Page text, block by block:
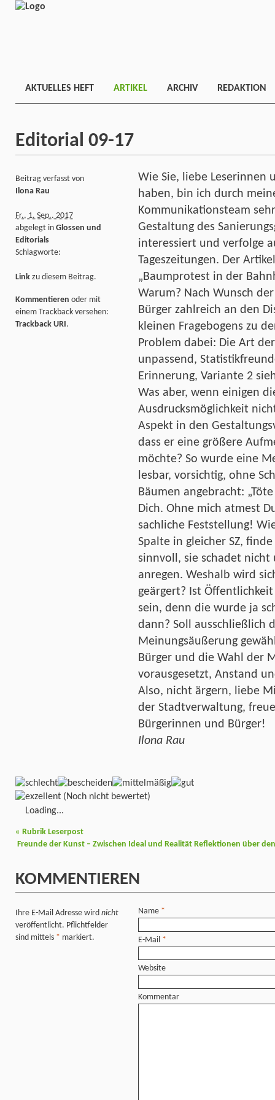
AKTUELLES HEFT ARTIKEL ARCHIV REDAKTION
Editorial 09-17
Wie Sie, liebe Leserinnen
haben, bin ich durch
Kommunikationsteam
Gestaltung des
interessiert und verfolge
Tageszeitungen. Der
„Baumprotest in der
Warum? Nach Wunsch
Bürger zahlreich an den
kleinen Fragebogens zu
Problem dabei: Die Art
unpassend,
Erinnerung, Variante 2
Was aber, wenn einigen
Ausdrucksmöglichkeit
Aspekt in den
dass er eine größere
möchte? So wurde eine
lesbar, vorsichtig, ohne
Bäumen angebracht:
Dich. Ohne mich atmest
sachliche Feststellung!
Spalte in gleicher SZ,
sinnvoll, sie schadet nicht
anregen. Weshalb wird
geärgert? Ist
sein, denn die wurde ja
dann? Soll ausschließlich
Meinungsäußerung
Bürger und die Wahl der
vorausgesetzt, Anstand
Also, nicht ärgern, liebe
der Stadtverwaltung,
Bürgerinnen und Bürger!
Ilona Rau
Beitrag verfasst von
Ilona Rau
Fr., 1. Sep.. 2017
abgelegt in Glossen und
Editorials
Schlagworte:
Link zu diesem Beitrag.
Kommentieren oder mit
einem Trackback versehen:
Trackback URI.
(Noch nicht bewertet)
Loading...
« Rubrik Leserpost
Freunde der Kunst – Zwischen Ideal und Realität Reflektionen über
KOMMENTIEREN
Ihre E-Mail Adresse wird nicht
veröffentlicht. Pflichtfelder
sind mittels * markiert.
Name *
E-Mail *
Website
Kommentar